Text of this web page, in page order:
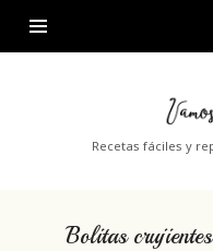
Vamos
Recetas fáciles y
Bolitas